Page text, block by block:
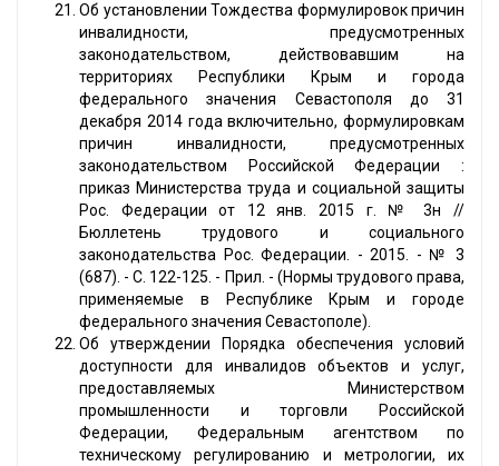
Об установлении Тождества формулировок причин
инвалидности, предусмотренных
законодательством, действовавшим на
территориях Республики Крым и города
федерального значения Севастополя до 31
декабря 2014 года включительно, формулировкам
причин инвалидности, предусмотренных
законодательством Российской Федерации :
приказ Министерства труда и социальной защиты
Рос. Федерации от 12 янв. 2015 г. № 3н //
Бюллетень трудового и социального
законодательства Рос. Федерации. - 2015. - № 3
(687). - С. 122-125. - Прил. - (Нормы трудового права,
применяемые в Республике Крым и городе
федерального значения Севастополе).
Об утверждении Порядка обеспечения условий
доступности для инвалидов объектов и услуг,
предоставляемых Министерством
промышленности и торговли Российской
Федерации, Федеральным агентством по
техническому регулированию и метрологии, их